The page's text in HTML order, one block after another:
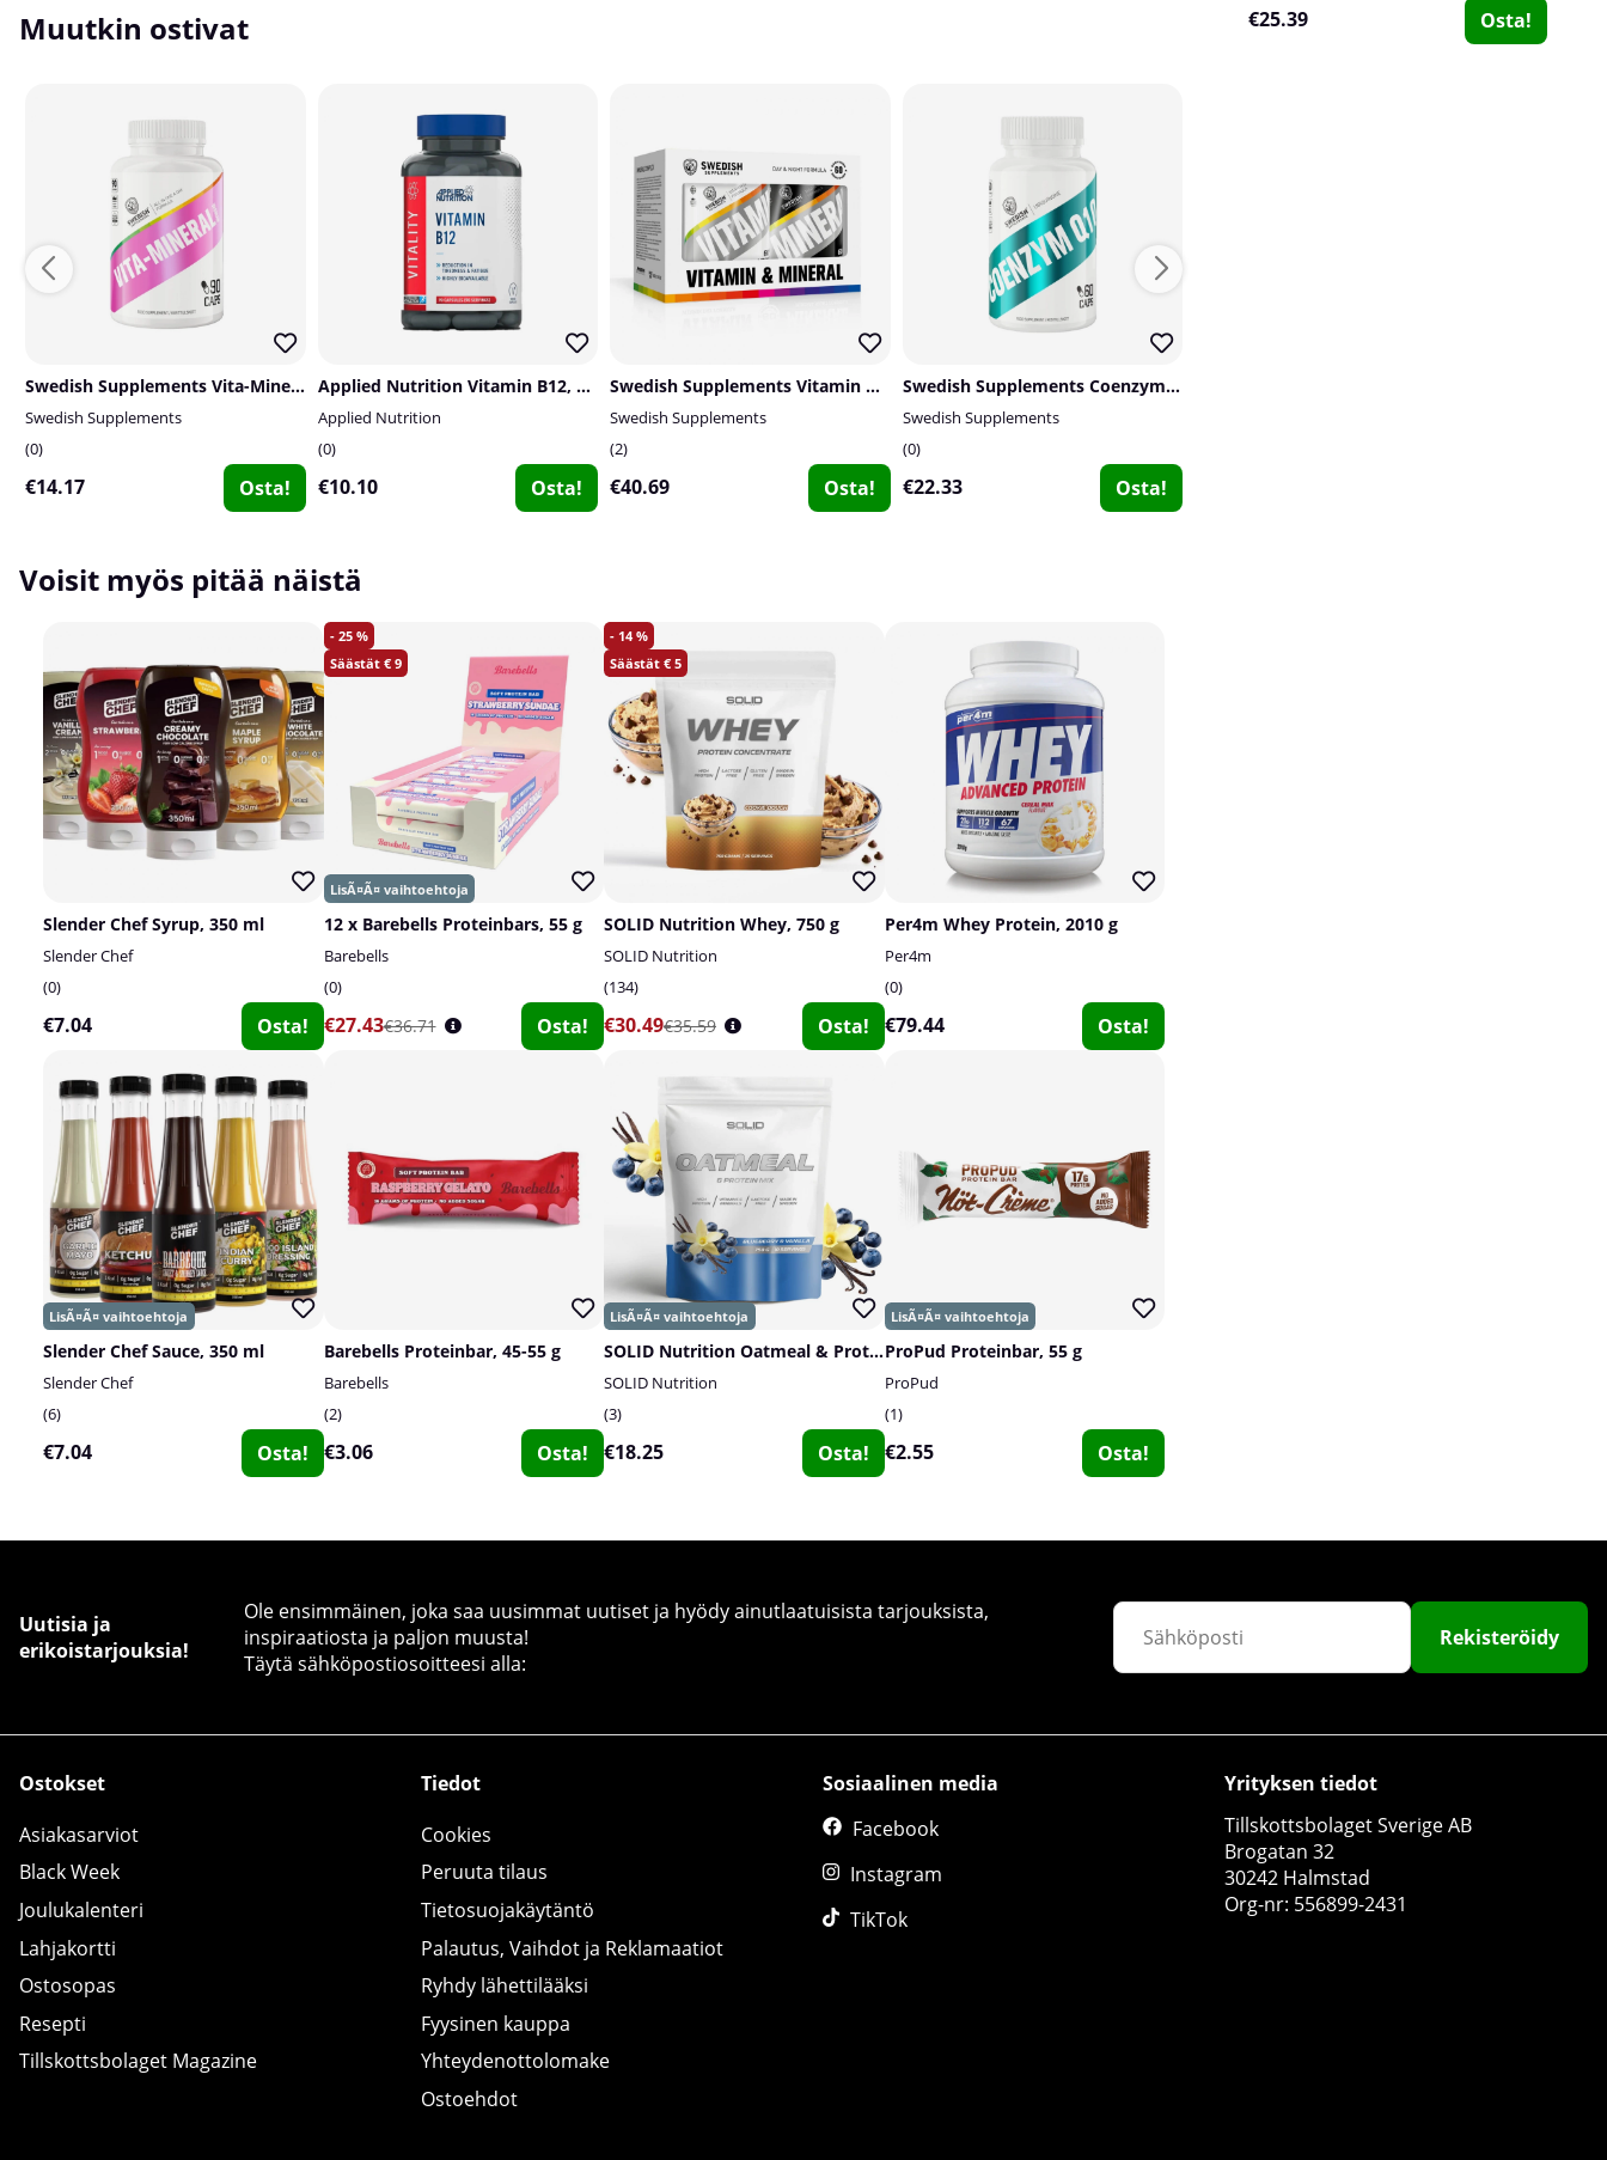
€25.39 Osta!
DY Nutrition
Muutkin ostivat
Swedish Supplements Vita-Mineral Woman, 90 caps
Swedish Supplements
0
€14.17 Osta!
Applied Nutrition Vitamin B12, 90 caps
Applied Nutrition
0
€10.10 Osta!
Swedish Supplements Vitamin & Mineral Complex
Swedish Supplements
2
€40.69 Osta!
Swedish Supplements Coenzym Q10, 60 caps
Swedish Supplements
0
€22.33 Osta!
Voisit myös pitää näistä
Slender Chef Syrup, 350 ml
Slender Chef
0
€7.04 Osta!
25
9
12 x Barebells Proteinbars, 55 g
Barebells
0
€27.43€36.71 Osta!
14
5
SOLID Nutrition Whey, 750 g
SOLID Nutrition
134
€30.49€35.59 Osta!
Per4m Whey Protein, 2010 g
Per4m
0
€79.44 Osta!
Slender Chef Sauce, 350 ml
Slender Chef
6
€7.04 Osta!
Barebells Proteinbar, 45-55 g
Barebells
2
€3.06 Osta!
SOLID Nutrition Oatmeal & Protein Mix, 750 g
SOLID Nutrition
3
€18.25 Osta!
ProPud Proteinbar, 55 g
ProPud
1
€2.55 Osta!
Uutisia ja
erikoistarjouksia!
Ole ensimmäinen, joka saa uusimmat uutiset ja hyödy ainutlaatuisista tarjouksista,
inspiraatiosta ja paljon muusta!
Täytä sähköpostiosoitteesi alla:
Rekisteröidy
Ostokset
Asiakasarviot
Black Week
Joulukalenteri
Lahjakortti
Ostosopas
Resepti
Tillskottsbolaget Magazine
Tiedot
Cookies
Peruuta tilaus
Tietosuojakäytäntö
Palautus, Vaihdot ja Reklamaatiot
Ryhdy lähettilääksi
Fyysinen kauppa
Yhteydenottolomake
Ostoehdot
Sosiaalinen media
Facebook
Instagram
TikTok
Yrityksen tiedot
Tillskottsbolaget Sverige AB
Brogatan 32
30242 Halmstad
Org-nr: 556899-2431